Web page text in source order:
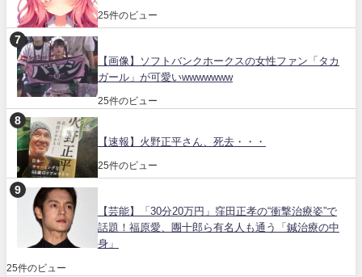
25件のビュー
【画像】ソフトバンクホークスの女性ファン「タカ
ガール」が可愛いwwwwwww
25件のビュー
【速報】火野正平さん、死去・・・
25件のビュー
【芸能】「30分20万円」窪田正孝の“衝撃治療姿”で
話題！福原愛、團十郎ら有名人も通う「鍼治療の中
身」
25件のビュー